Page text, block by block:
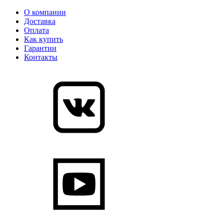
О компании
Доставка
Оплата
Как купить
Гарантии
Контакты